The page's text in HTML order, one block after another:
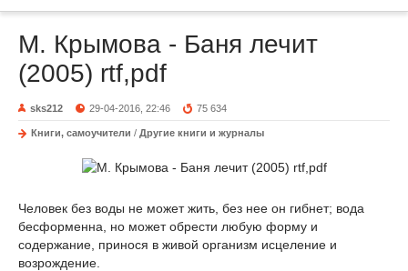
М. Крымова - Баня лечит
(2005) rtf,pdf
sks212 29-04-2016, 22:46 75 634
Книги, самоучители / Другие книги и журналы
Человек без воды не может жить, без нее он гибнет; вода
бесформенна, но может обрести любую форму и
содержание, принося в живой организм исцеление и
возрождение.